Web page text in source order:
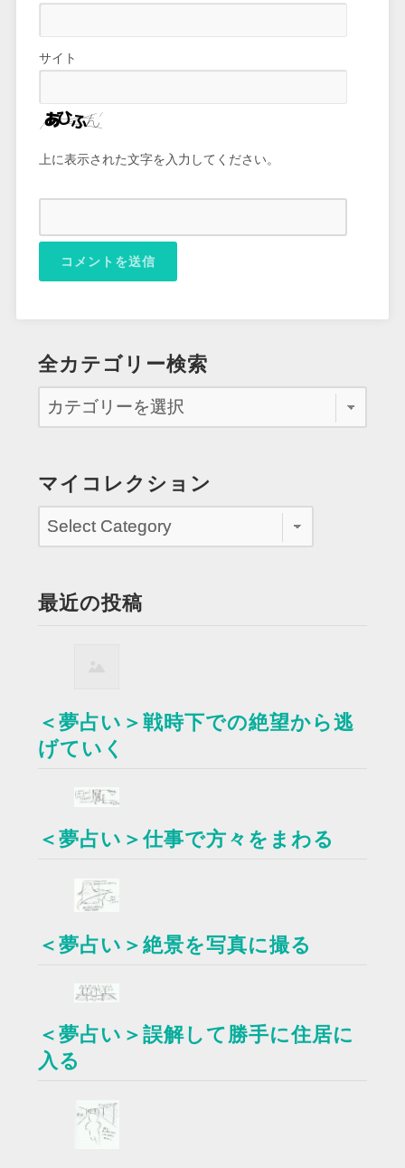
サイト
上に表示された文字を入力してください。
全カテゴリー検索
マイコレクション
最近の投稿
＜夢占い＞戦時下での絶望から逃
げていく
＜夢占い＞仕事で方々をまわる
＜夢占い＞絶景を写真に撮る
＜夢占い＞誤解して勝手に住居に
入る